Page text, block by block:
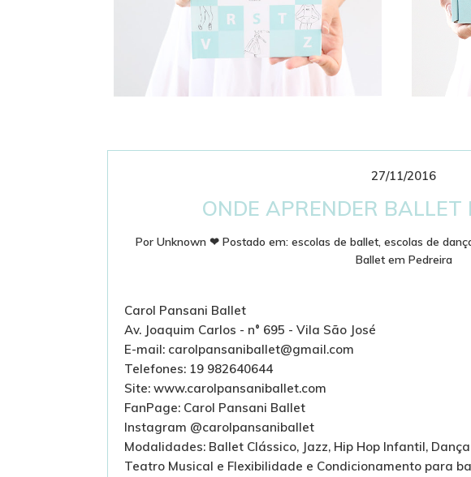
27/11/2016
ONDE APRENDER BALLET
Por Unknown ❤ Postado em: escolas de ballet, escolas de
Ballet em Pedreira
Carol Pansani Ballet
Av. Joaquim Carlos - n° 695 - Vila São José
E-mail: carolpansaniballet@gmail.com
Telefones: 19 982640644
Site: www.carolpansaniballet.com
FanPage: Carol Pansani Ballet
Instagram @carolpansaniballet
Modalidades: Ballet Clássico, Jazz, Hip Hop Infantil,
Teatro Musical e Flexibilidade e Condicionamento para